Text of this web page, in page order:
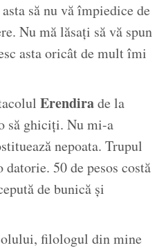
să nu vă împiedice de
Nu mă lăsați să vă spun
asta oricât de mult îmi
Erendirade la
să ghiciți. Nu mi-a
nepoata. Trupul
50 de pesos costă
de bunică și
filologul din mine